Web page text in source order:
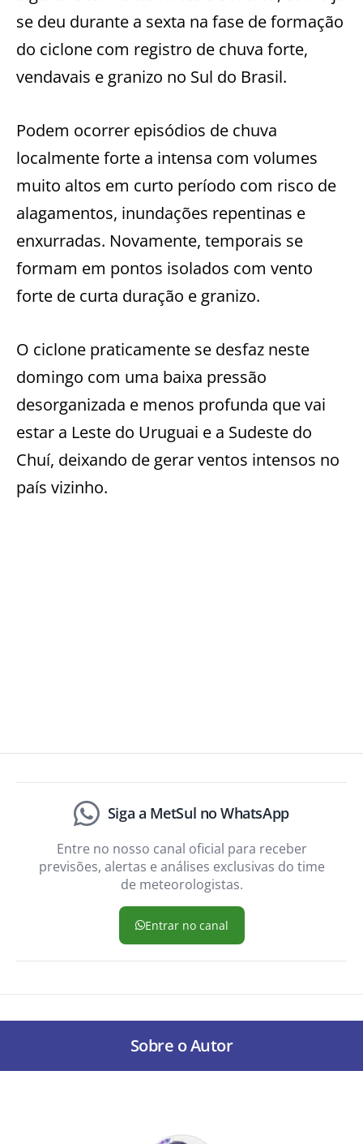
se deu durante a sexta na fase de formação
do ciclone com registro de chuva forte,
vendavais e granizo no Sul do Brasil.
Podem ocorrer episódios de chuva
localmente forte a intensa com volumes
muito altos em curto período com risco de
alagamentos, inundações repentinas e
enxurradas. Novamente, temporais se
formam em pontos isolados com vento
forte de curta duração e granizo.
O ciclone praticamente se desfaz neste
domingo com uma baixa pressão
desorganizada e menos profunda que vai
estar a Leste do Uruguai e a Sudeste do
Chuí, deixando de gerar ventos intensos no
país vizinho.
Siga a MetSul no WhatsApp
Entre no nosso canal oficial para receber
previsões, alertas e análises exclusivas do time
de meteorologistas.
Entrar no canal
Sobre o Autor